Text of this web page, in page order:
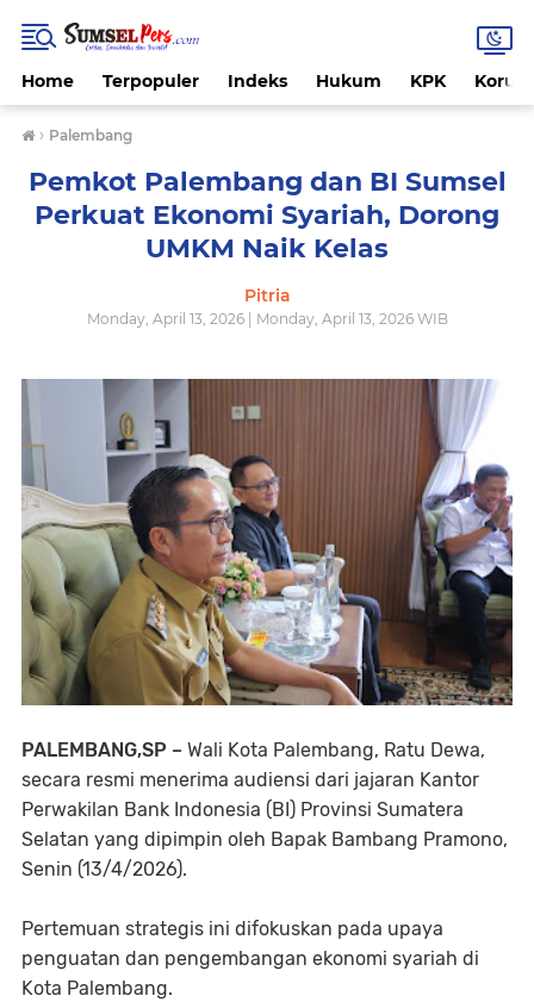
Home Terpopuler Indeks Hukum KPK
› Palembang
Pemkot Palembang dan BI Sumsel
Perkuat Ekonomi Syariah, Dorong
UMKM Naik Kelas
Pitria
Monday, April 13, 2026 | Monday, April 13, 2026 WIB
​PALEMBANG,SP – Wali Kota Palembang, Ratu Dewa,
secara resmi menerima audiensi dari jajaran Kantor
Perwakilan Bank Indonesia (BI) Provinsi Sumatera
Selatan yang dipimpin oleh Bapak Bambang Pramono,
Senin (13/4/2026).
Pertemuan strategis ini difokuskan pada upaya
penguatan dan pengembangan ekonomi syariah di
Kota Palembang.